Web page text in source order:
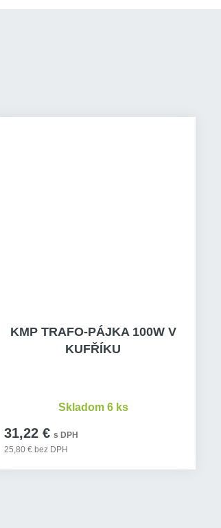
KMP TRAFO-PÁJKA 100W V
KUFŘÍKU
31,22 € s DPH
25,80 € bez DPH
Skladom 6 ks